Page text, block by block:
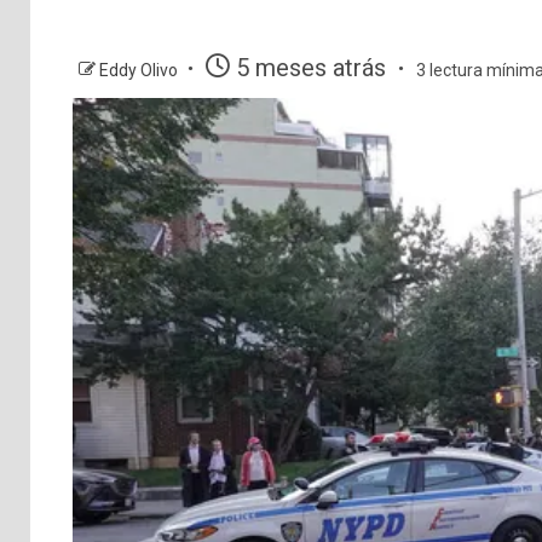
Eddy Olivo 5 meses atrás 3 lectura